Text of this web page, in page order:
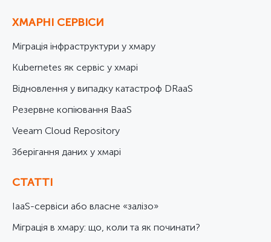
ХМАРНІ СЕРВІСИ
Міграція інфраструктури у хмару
Kubernetes як сервіс у хмарі
Відновлення у випадку катастроф DRaaS
Резервне копіювання BaaS
Veeam Cloud Repository
Зберігання даних у хмарі
СТАТТІ
IaaS-сервіси або власне «залізо»
Міграція в хмару: що, коли та як починати?